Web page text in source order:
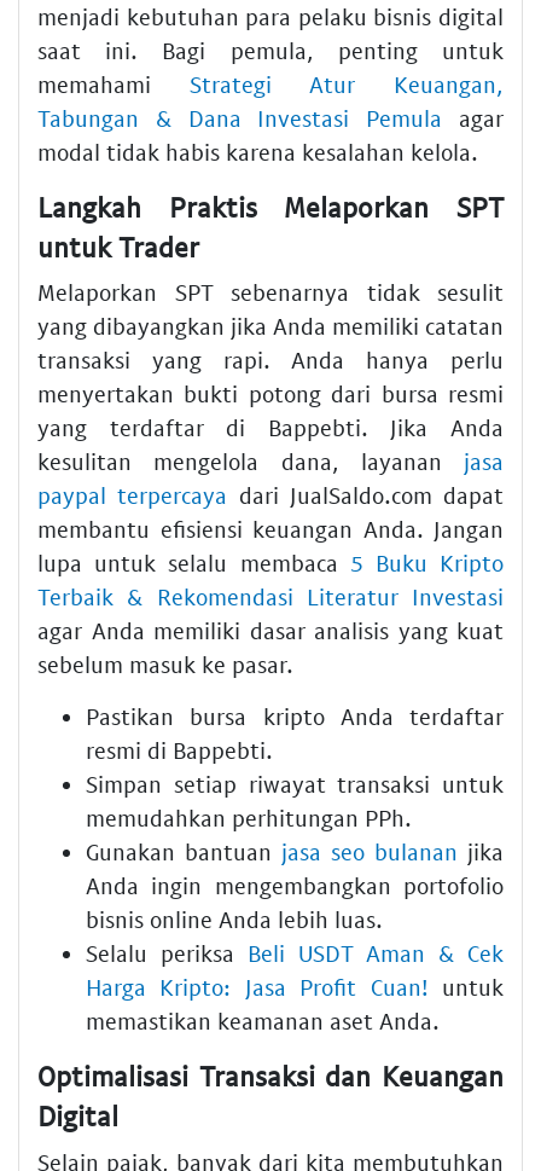
menjadi kebutuhan para pelaku bisnis digital
saat ini. Bagi pemula, penting untuk
memahami Strategi Atur Keuangan,
Tabungan & Dana Investasi Pemula agar
modal tidak habis karena kesalahan kelola.
Langkah Praktis Melaporkan SPT
untuk Trader
Melaporkan SPT sebenarnya tidak sesulit
yang dibayangkan jika Anda memiliki catatan
transaksi yang rapi. Anda hanya perlu
menyertakan bukti potong dari bursa resmi
yang terdaftar di Bappebti. Jika Anda
kesulitan mengelola dana, layanan jasa
paypal terpercaya dari JualSaldo.com dapat
membantu efisiensi keuangan Anda. Jangan
lupa untuk selalu membaca 5 Buku Kripto
Terbaik & Rekomendasi Literatur Investasi
agar Anda memiliki dasar analisis yang kuat
sebelum masuk ke pasar.
Pastikan bursa kripto Anda terdaftar
resmi di Bappebti.
Simpan setiap riwayat transaksi untuk
memudahkan perhitungan PPh.
Gunakan bantuan jasa seo bulanan jika
Anda ingin mengembangkan portofolio
bisnis online Anda lebih luas.
Selalu periksa Beli USDT Aman & Cek
Harga Kripto: Jasa Profit Cuan! untuk
memastikan keamanan aset Anda.
Optimalisasi Transaksi dan Keuangan
Digital
Selain pajak, banyak dari kita membutuhkan